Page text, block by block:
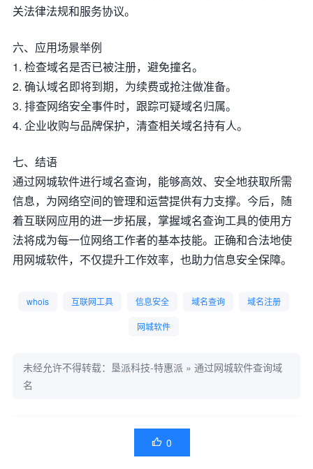
关法律法规和服务协议。
六、应用场景举例
1. 检查域名是否已被注册，避免撞名。
2. 确认域名即将到期，为续费或抢注做准备。
3. 排查网络安全事件时，跟踪可疑域名归属。
4. 企业收购与品牌保护，清查相关域名持有人。
七、结语
通过网城软件进行域名查询，能够高效、安全地获取所需
信息，为网络空间的管理和运营提供有力支撑。今后，随
着互联网应用的进一步拓展，掌握域名查询工具的使用方
法将成为每一位网络工作者的基本技能。正确和合法地使
用网城软件，不仅提升工作效率，也助力信息安全保障。
whois 互联网工具 信息安全 域名查询 域名注册
网城软件
未经允许不得转载： 垦派科技-特惠派 » 通过网城软件查询域
名
 0